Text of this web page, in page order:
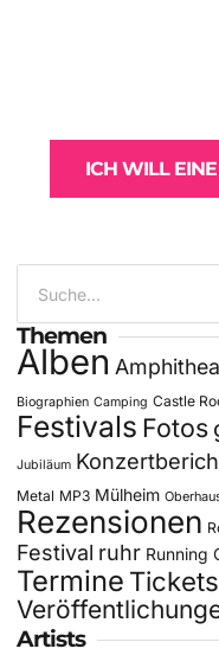
ICH WILL
Themen
Alben
Biographien Camping Castle
Festivals Fotos
Jubiläum
Metal MP3 Mülheim
Rezensionen
Festival ruhr Running
Termine Tickets
Artists